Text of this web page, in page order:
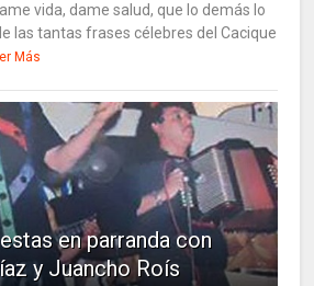
vida, dame salud, que lo demás lo
las tantas frases célebres del Cacique
Más
en parranda con
y Juancho Roís